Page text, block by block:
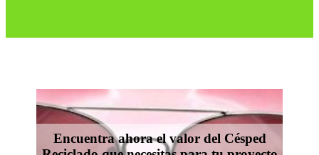
Encuentra ahora el valor del Césped